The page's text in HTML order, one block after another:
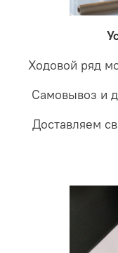
проверки будет
забудете что такое
Ходовой ряд
Самовывоз и
Доставляем